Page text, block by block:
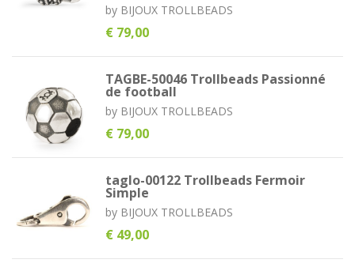
by BIJOUX TROLLBEADS
€ 79,00
TAGBE-50046 Trollbeads Passionné
de football
by BIJOUX TROLLBEADS
€ 79,00
taglo-00122 Trollbeads Fermoir
Simple
by BIJOUX TROLLBEADS
€ 49,00